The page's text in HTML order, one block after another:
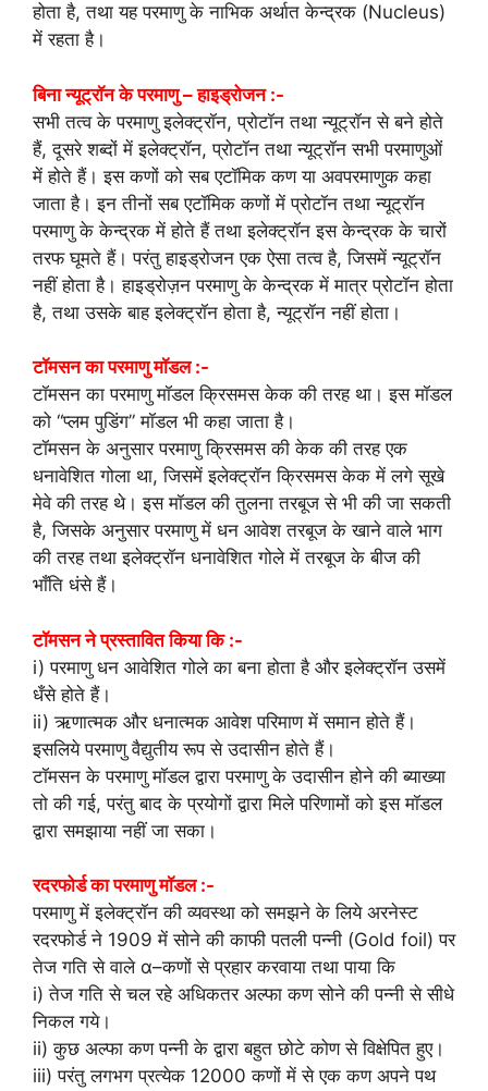
होता है, तथा यह परमाणु के नाभिक अर्थात केन्द्रक (Nucleus)
में रहता है।
बिना न्यूट्रॉन के परमाणु – हाइड्रोजन :-
सभी तत्व के परमाणु इलेक्ट्रॉन, प्रोटॉन तथा न्यूट्रॉन से बने होते
हैं, दूसरे शब्दों में इलेक्ट्रॉन, प्रोटॉन तथा न्यूट्रॉन सभी परमाणुओं
में होते हैं। इस कणों को सब एटॉमिक कण या अवपरमाणुक कहा
जाता है। इन तीनों सब एटॉमिक कणों में प्रोटॉन तथा न्यूट्रॉन
परमाणु के केन्द्रक में होते हैं तथा इलेक्ट्रॉन इस केन्द्रक के चारों
तरफ घूमते हैं। परंतु हाइड्रोजन एक ऐसा तत्व है, जिसमें न्यूट्रॉन
नहीं होता है। हाइड्रोज़न परमाणु के केन्द्रक में मात्र प्रोटॉन होता
है, तथा उसके बाह इलेक्ट्रॉन होता है, न्यूट्रॉन नहीं होता।
टॉमसन का परमाणु मॉडल :-
टॉमसन का परमाणु मॉडल क्रिसमस केक की तरह था। इस मॉडल
को “प्लम पुडिंग” मॉडल भी कहा जाता है।
टॉमसन के अनुसार परमाणु क्रिसमस की केक की तरह एक
धनावेशित गोला था, जिसमें इलेक्ट्रॉन क्रिसमस केक में लगे सूखे
मेवे की तरह थे। इस मॉडल की तुलना तरबूज से भी की जा सकती
है, जिसके अनुसार परमाणु में धन आवेश तरबूज के खाने वाले भाग
की तरह तथा इलेक्ट्रॉन धनावेशित गोले में तरबूज के बीज की
भाँति धंसे हैं।
टॉमसन ने प्रस्तावित किया कि :-
i) परमाणु धन आवेशित गोले का बना होता है और इलेक्ट्रॉन उसमें
धँसे होते हैं।
ii) ऋणात्मक और धनात्मक आवेश परिमाण में समान होते हैं।
इसलिये परमाणु वैद्युतीय रूप से उदासीन होते हैं।
टॉमसन के परमाणु मॉडल द्वारा परमाणु के उदासीन होने की ब्याख्या
तो की गई, परंतु बाद के प्रयोगों द्वारा मिले परिणामों को इस मॉडल
द्वारा समझाया नहीं जा सका।
रदरफोर्ड का परमाणु मॉडल :-
परमाणु में इलेक्ट्रॉन की व्यवस्था को समझने के लिये अरनेस्ट
रदरफोर्ड ने 1909 में सोने की काफी पतली पन्नी (Gold foil) पर
तेज गति से वाले α–कणों से प्रहार करवाया तथा पाया कि
i) तेज गति से चल रहे अधिकतर अल्फा कण सोने की पन्नी से सीधे
निकल गये।
ii) कुछ अल्फा कण पन्नी के द्वारा बहुत छोटे कोण से विक्षेपित हुए।
iii) परंतु लगभग प्रत्येक 12000 कणों में से एक कण अपने पथ